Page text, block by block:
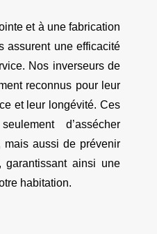
et à une fabrication
assurent une efficacité
Nos inverseurs de
reconnus pour leur
et leur longévité. Ces
d’assécher
mais aussi de prévenir
garantissant ainsi une
habitation.